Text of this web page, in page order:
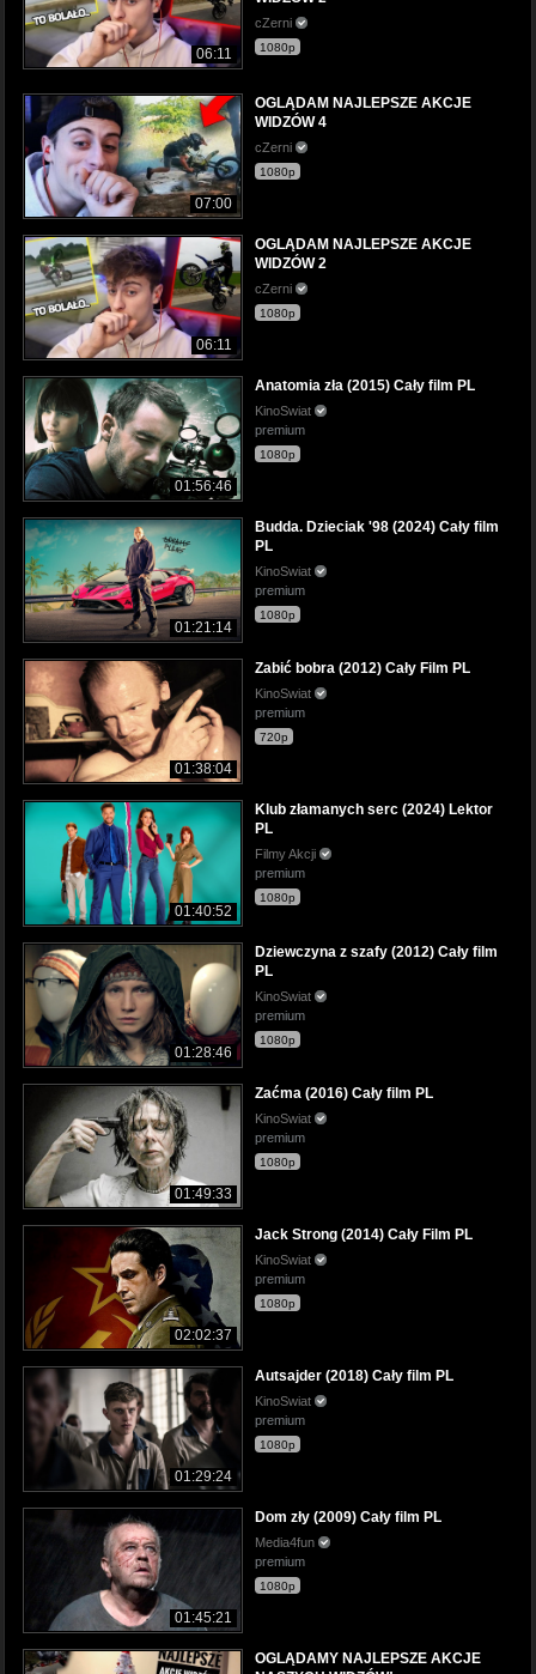
06:11
cZerni
1080p
07:00
OGLĄDAM NAJLEPSZE AKCJE
WIDZÓW 4
cZerni
1080p
06:11
OGLĄDAM NAJLEPSZE AKCJE
WIDZÓW 2
cZerni
1080p
01:56:46
Anatomia zła (2015) Cały film PL
KinoSwiat
premium
1080p
01:21:14
Budda. Dzieciak '98 (2024) Cały film
PL
KinoSwiat
premium
1080p
01:38:04
Zabić bobra (2012) Cały Film PL
KinoSwiat
premium
720p
01:40:52
Klub złamanych serc (2024) Lektor
PL
Filmy Akcji
premium
1080p
01:28:46
Dziewczyna z szafy (2012) Cały film
PL
KinoSwiat
premium
1080p
01:49:33
Zaćma (2016) Cały film PL
KinoSwiat
premium
1080p
02:02:37
Jack Strong (2014) Cały Film PL
KinoSwiat
premium
1080p
01:29:24
Autsajder (2018) Cały film PL
KinoSwiat
premium
1080p
01:45:21
Dom zły (2009) Cały film PL
Media4fun
premium
1080p
OGLĄDAMY NAJLEPSZE AKCJE